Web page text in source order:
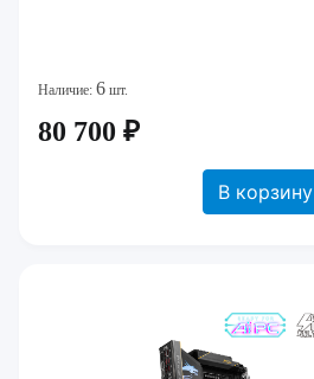
Наличие: 6 шт.
80 700 ₽
В корзину